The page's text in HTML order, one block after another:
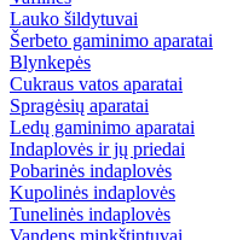
Lauko šildytuvai
Šerbeto gaminimo aparatai
Blynkepės
Cukraus vatos aparatai
Spragėsių aparatai
Ledų gaminimo aparatai
Indaplovės ir jų priedai
Pobarinės indaplovės
Kupolinės indaplovės
Tunelinės indaplovės
Vandens minkštintuvai